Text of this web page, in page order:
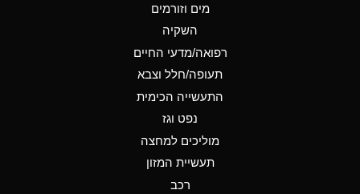
Ammonium Hydroxide
A
Ammonium Nitrate
Ammonium Nitrite
מים וזורמים
השקיה
רפואה/מדעי החיים
תעופה/חלל וצבא
התעשייה הכימית
נפט וגז
מוליכים למחצה
תעשיית המזון
רכב